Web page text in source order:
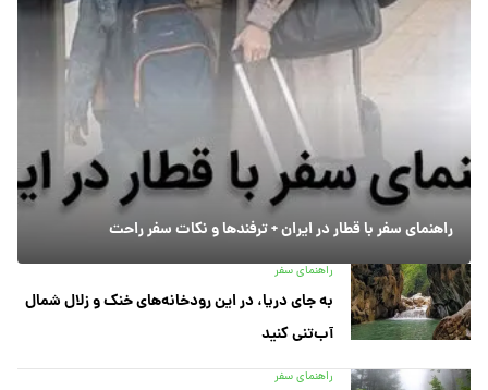
راهنمای سفر با قطار در ایران + ترفندها و نکات سفر راحت
راهنمای سفر
به جای دریا، در این رودخانه‌های خنک و زلال شمال
آب‌تنی کنید
راهنمای سفر